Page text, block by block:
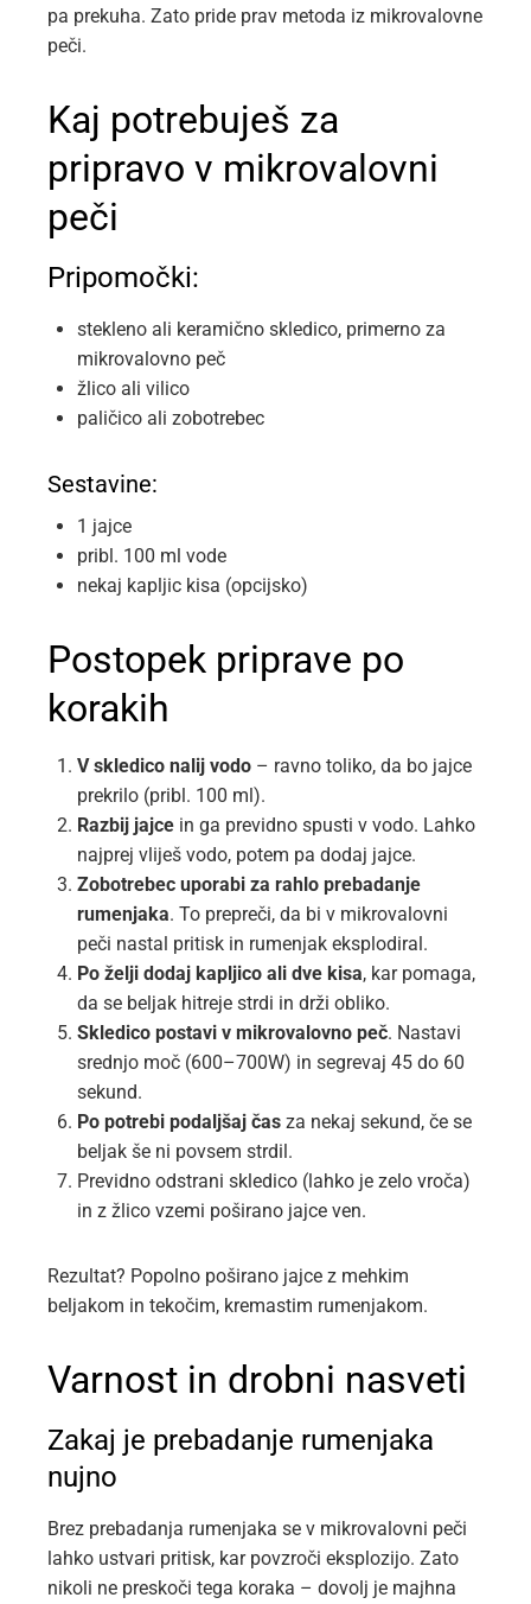
pa prekuha. Zato pride prav metoda iz mikrovalovne
peči.
Kaj potrebuješ za
pripravo v mikrovalovni
peči
Pripomočki:
stekleno ali keramično skledico, primerno za
mikrovalovno peč
žlico ali vilico
paličico ali zobotrebec
Sestavine:
1 jajce
pribl. 100 ml vode
nekaj kapljic kisa (opcijsko)
Postopek priprave po
korakih
V skledico nalij vodo – ravno toliko, da bo jajce
prekrilo (pribl. 100 ml).
Razbij jajce in ga previdno spusti v vodo. Lahko
najprej vliješ vodo, potem pa dodaj jajce.
Zobotrebec uporabi za rahlo prebadanje
rumenjaka. To prepreči, da bi v mikrovalovni
peči nastal pritisk in rumenjak eksplodiral.
Po želji dodaj kapljico ali dve kisa, kar pomaga,
da se beljak hitreje strdi in drži obliko.
Skledico postavi v mikrovalovno peč. Nastavi
srednjo moč (600–700W) in segrevaj 45 do 60
sekund.
Po potrebi podaljšaj čas za nekaj sekund, če se
beljak še ni povsem strdil.
Previdno odstrani skledico (lahko je zelo vroča)
in z žlico vzemi poširano jajce ven.
Rezultat? Popolno poširano jajce z mehkim
beljakom in tekočim, kremastim rumenjakom.
Varnost in drobni nasveti
Zakaj je prebadanje rumenjaka
nujno
Brez prebadanja rumenjaka se v mikrovalovni peči
lahko ustvari pritisk, kar povzroči eksplozijo. Zato
nikoli ne preskoči tega koraka – dovolj je majhna